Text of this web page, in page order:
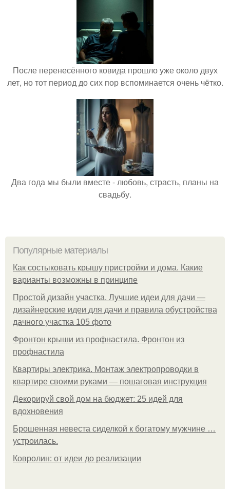
После перенесённого ковида прошло уже около двух
лет, но тот период до сих пор вспоминается очень чётко.
Два года мы были вместе - любовь, страсть, планы на
свадьбу.
Популярные материалы
Как состыковать крышу пристройки и дома. Какие
варианты возможны в принципе
Простой дизайн участка. Лучшие идеи для дачи —
дизайнерские идеи для дачи и правила обустройства
дачного участка 105 фото
Фронтон крыши из профнастила. Фронтон из
профнастила
Квартиры электрика. Монтаж электропроводки в
квартире своими руками — пошаговая инструкция
Декорируй свой дом на бюджет: 25 идей для
вдохновения
Брошенная невеста сиделкой к богатому мужчине …
устроилась.
Ковролин: от идеи до реализации